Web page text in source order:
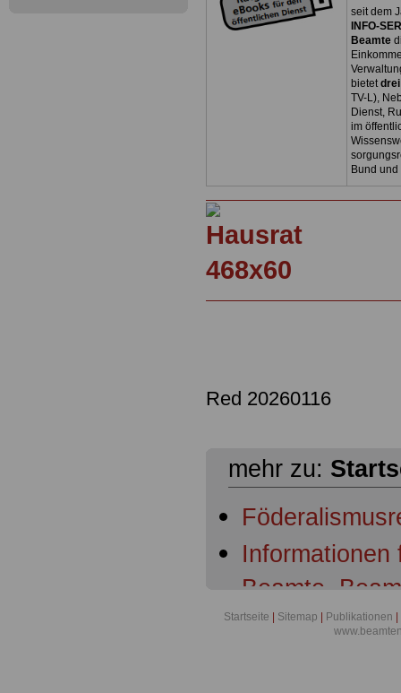
seit dem
INFO-
Beamte
bietet
TV-L),
Dienst,
im
Bund
Red 20260116
mehr zu:
Informationen
Beamte,
Startseite Sitemap Publikationen